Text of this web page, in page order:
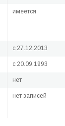
имеется
c 27.12.2013
c 20.09.1993
нет
нет записей